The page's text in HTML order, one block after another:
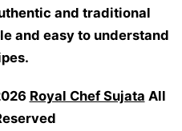
and traditional
and easy to understand
Royal Chef Sujata All